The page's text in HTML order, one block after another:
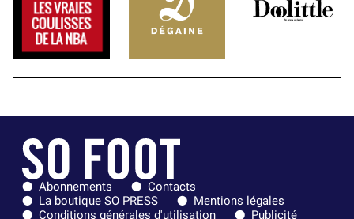
Abonnements
Contacts
La boutique SO PRESS
Mentions légales
Conditions générales d'utilisation
Publicité